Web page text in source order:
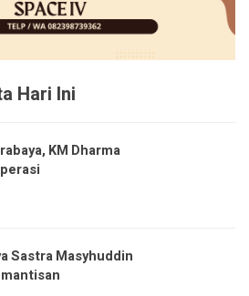
Hari Ini
KM Dharma
Sastra Masyhuddin